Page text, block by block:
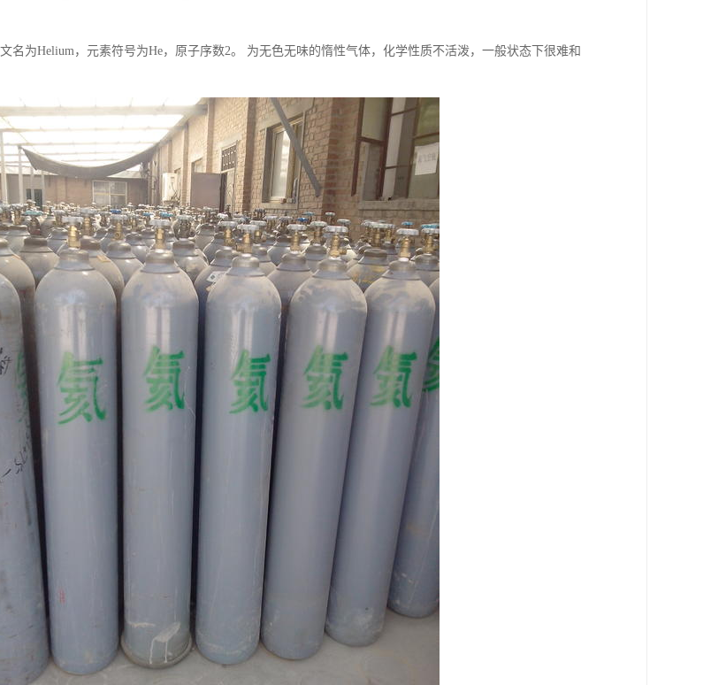
名为Helium，元素符号为He，原子序数2。 为无色无味的惰性气体，化学性质不活泼，一般状态下很难和